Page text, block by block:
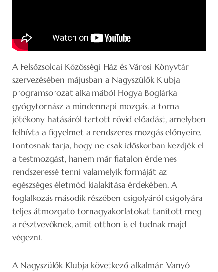
A Felsőzsolcai Közösségi Ház és Városi Könyvtár
szervezésében májusban a Nagyszülők Klubja
programsorozat alkalmából Hogya Boglárka
gyógytornász a mindennapi mozgás, a torna
jótékony hatásáról tartott rövid előadást, amelyben
felhívta a figyelmet a rendszeres mozgás előnyeire.
Fontosnak tarja, hogy ne csak időskorban kezdjék el
a testmozgást, hanem már fiatalon érdemes
rendszeressé tenni valamelyik formáját az
egészséges életmód kialakítása érdekében. A
foglalkozás második részében csigolyáról csigolyára
teljes átmozgató tornagyakorlatokat tanított meg
a résztvevőknek, amit otthon is el tudnak majd
végezni.
A Nagyszülők Klubja következő alkalmán Vanyó